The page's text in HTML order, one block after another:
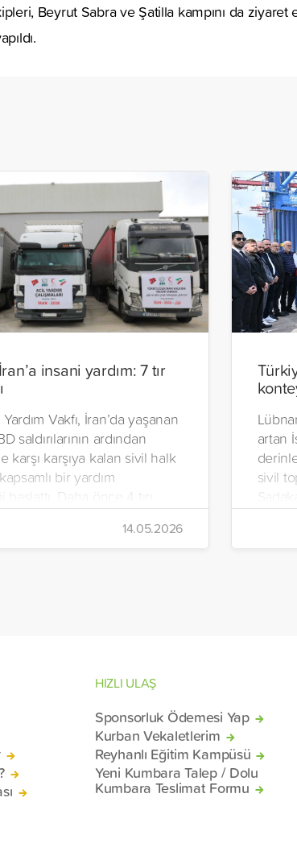
Beyrut Sabra ve Şatilla kampını da
insani yardım: 7 tır
Vakfı, İran’da yaşanan
saldırılarının ardından
karşı karşıya kalan sivil halk
bir yardım
başlattı. Daha önce 4 tırı
vakıf, ilaç, gıda kolisi ve
malzemelerinden oluşan 7
uğurladı.
14.05.2026
artan
sivil
İnsani
HIZLI ULAŞ
Sponsorluk Ödemesi Yap
Kurban Vekaletlerim
Reyhanlı Eğitim Kampüsü
Yeni Kumbara Talep / Dolu
Kumbara Teslimat Formu